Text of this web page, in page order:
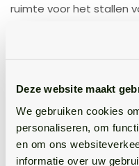
Deze website maakt
We gebruiken cookies
personaliseren, om
en om ons
informatie over uw
ruimte voor het stallen
de gemeente, een
maakt het object
dubbele bewoning, het
huis of het creëren van